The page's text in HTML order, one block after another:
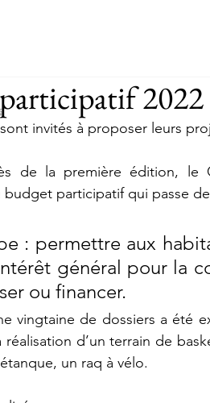
2022
invités à proposer leurs
de la première édition, le
budget participatif qui passe de
: permettre aux
général pour la
ou financer.
vingtaine de dossiers a
réalisation d’un terrain de
un raq à vélo.